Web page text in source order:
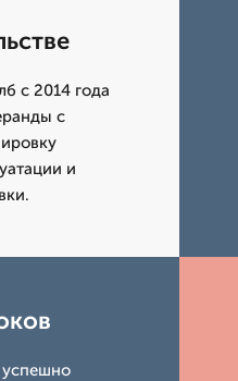
с 2014 года
с
и